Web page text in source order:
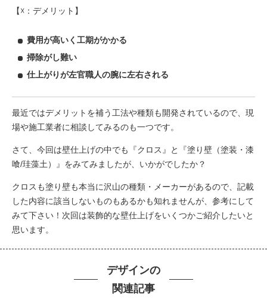
【☓：デメリット】
費用が高いく工期がかかる
掃除がし難い
仕上がりが左官職人の腕に左右される
最近ではデメリットを補う工法や種類も開発されているので、現
場や施工業者に相談してみるのも一つです。
さて、今回は壁仕上げの中でも『クロス』と『塗り壁（塗装・漆
喰/珪藻土）』をみてみましたが、いかがでしたか？
クロスも塗り壁も本当に沢山の種類・メーカーがあるので、記載
した内容に該当しないものもあるかも知れませんが、参考にして
みて下さい！次回は装飾的な壁仕上げをいくつかご紹介したいと
思います。
デザインの
関連記事